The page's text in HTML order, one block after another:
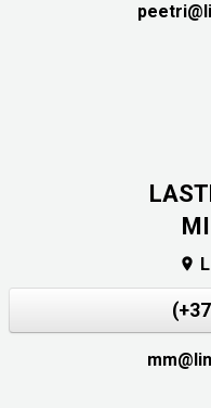
